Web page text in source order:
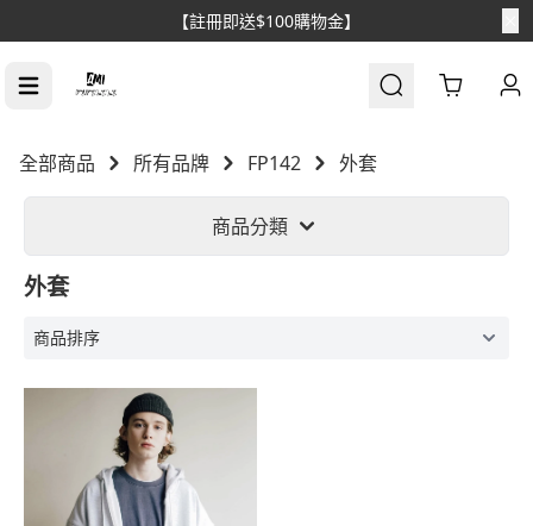
【註冊即送$100購物金】
Cart
全部商品 所有品牌 FP142 外套
商品分類
外套